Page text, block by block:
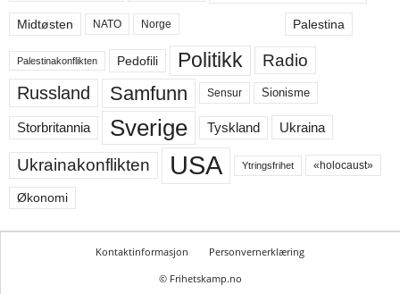
Midtøsten NATO Norge Palestina
Palestinakonflikten Pedofili Politikk Radio
Russland Samfunn Sensur Sionisme
Storbritannia Sverige Tyskland Ukraina
Ukrainakonflikten USA Ytringsfrihet «holocaust»
Økonomi
Kontaktinformasjon
Personvernerklæring
© Frihetskamp.no